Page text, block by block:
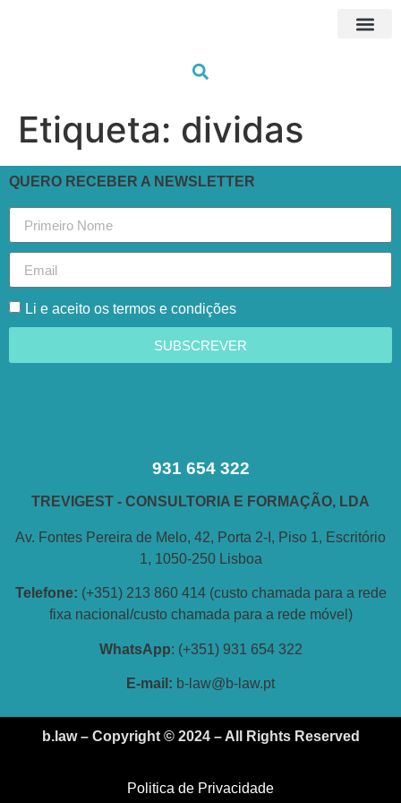
Etiqueta: dividas
QUERO RECEBER A NEWSLETTER
Li e aceito os termos e condições
SUBSCREVER
931 654 322
TREVIGEST - CONSULTORIA E FORMAÇÃO, LDA
Av. Fontes Pereira de Melo, 42, Porta 2-I, Piso 1, Escritório
1, 1050-250 Lisboa
Telefone: (+351) 213 860 414 (custo chamada para a rede
fixa nacional/custo chamada para a rede móvel)
WhatsApp: (+351) 931 654 322
E-mail: b-law@b-law.pt
b.law – Copyright © 2024 – All Rights Reserved
Politica de Privacidade